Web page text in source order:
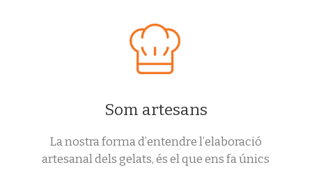
Som artesans
La nostra forma d’entendre l’elaboració
artesanal dels gelats, és el que ens fa únics